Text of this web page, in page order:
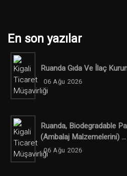
En son yazılar
Ruanda Gıda Ve İlaç
06 Ağu 2026
Ruanda, Biodegradable
(ambalaj Malzemelerini) ...
06 Ağu 2026